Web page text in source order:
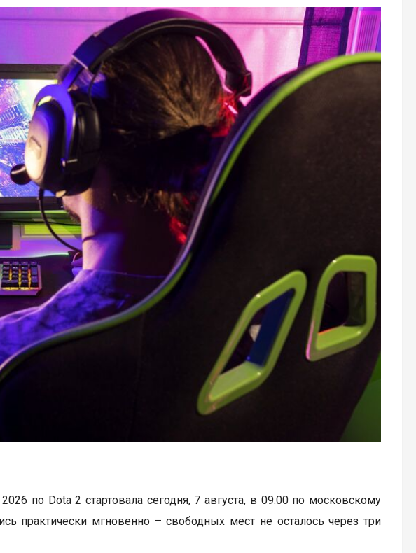
по Dota 2 стартовала сегодня, 7 августа, в 09:00 по московскому
практически мгновенно – свободных мест не осталось через три